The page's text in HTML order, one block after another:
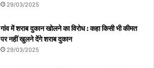
29/03/2025
गांव में शराब दुकान खोलने का विरोध : कहा किसी भी कीमत
पर नहीं खुलने देंगे शराब दुकान
29/03/2025